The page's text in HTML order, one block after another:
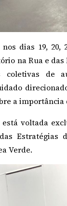
dias 19,
na Rua e
coletivas de
a
está voltada
Estratégias
Verde.